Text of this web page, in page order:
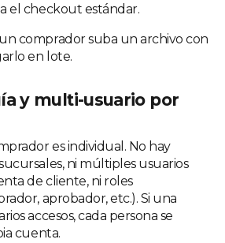
el checkout estándar.
comprador suba un archivo con
en lote.
y multi-usuario por
es individual. No hay
ni múltiples usuarios
de cliente, ni roles
aprobador, etc.). Si una
accesos, cada persona se
cuenta.